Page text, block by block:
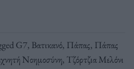
G7, Βατικανό, Πάπας, Πάπας
Νοημοσύνη, Τζόρτζια Μελόνι